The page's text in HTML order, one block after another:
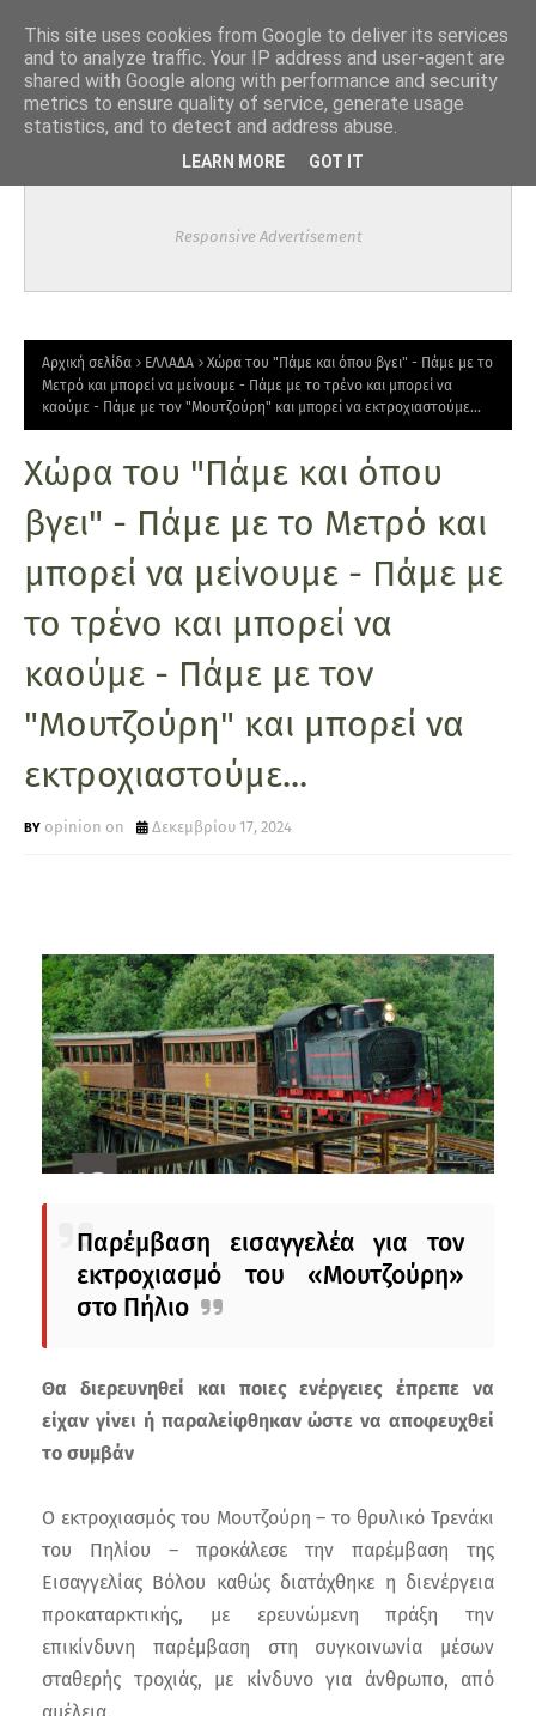
Responsive Advertisement
Αρχική σελίδα ΕΛΛΑΔΑ
Χώρα του "Πάμε και όπου βγει" - Πάμε με το
Μετρό και μπορεί να μείνουμε - Πάμε με το τρένο και μπορεί να
καούμε - Πάμε με τον "Μουτζούρη" και μπορεί να εκτροχιαστούμε...
Χώρα του "Πάμε και όπου
βγει" - Πάμε με το Μετρό και
μπορεί να μείνουμε - Πάμε με
το τρένο και μπορεί να
καούμε - Πάμε με τον
"Μουτζούρη" και μπορεί να
εκτροχιαστούμε...
opinion on Δεκεμβρίου 17, 2024
Παρέμβαση εισαγγελέα για τον
εκτροχιασμό του «Μουτζούρη»
στο Πήλιο
Θα διερευνηθεί και ποιες ενέργειες έπρεπε να
είχαν γίνει ή παραλείφθηκαν ώστε να αποφευχθεί
το συμβάν
Ο εκτροχιασμός του Μουτζούρη – το θρυλικό Τρενάκι
του Πηλίου – προκάλεσε την παρέμβαση της
Εισαγγελίας Βόλου καθώς διατάχθηκε η διενέργεια
προκαταρκτικής, με ερευνώμενη πράξη την
επικίνδυνη παρέμβαση στη συγκοινωνία μέσων
σταθερής τροχιάς, με κίνδυνο για άνθρωπο, από
αμέλεια.
This site uses cookies from Google to deliver its services
and to analyze traffic. Your IP address and user-agent are
shared with Google along with performance and security
metrics to ensure quality of service, generate usage
statistics, and to detect and address abuse.
LEARN MORE GOT IT